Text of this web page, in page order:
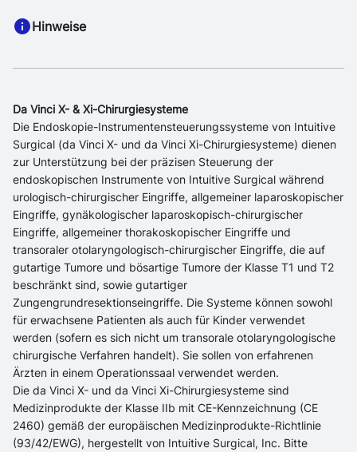
Hinweise
Da Vinci X- & Xi-Chirurgiesysteme
Die Endoskopie-Instrumentensteuerungssysteme von Intuitive
Surgical (da Vinci X- und da Vinci Xi-Chirurgiesysteme) dienen
zur Unterstützung bei der präzisen Steuerung der
endoskopischen Instrumente von Intuitive Surgical während
urologisch-chirurgischer Eingriffe, allgemeiner laparoskopischer
Eingriffe, gynäkologischer laparoskopisch-chirurgischer
Eingriffe, allgemeiner thorakoskopischer Eingriffe und
transoraler otolaryngologisch-chirurgischer Eingriffe, die auf
gutartige Tumore und bösartige Tumore der Klasse T1 und T2
beschränkt sind, sowie gutartiger
Zungengrundresektionseingriffe. Die Systeme können sowohl
für erwachsene Patienten als auch für Kinder verwendet
werden (sofern es sich nicht um transorale otolaryngologische
chirurgische Verfahren handelt). Sie sollen von erfahrenen
Ärzten in einem Operationssaal verwendet werden.
Die da Vinci X- und da Vinci Xi-Chirurgiesysteme sind
Medizinprodukte der Klasse IIb mit CE-Kennzeichnung (CE
2460) gemäß der europäischen Medizinprodukte-Richtlinie
(93/42/EWG), hergestellt von Intuitive Surgical, Inc. Bitte